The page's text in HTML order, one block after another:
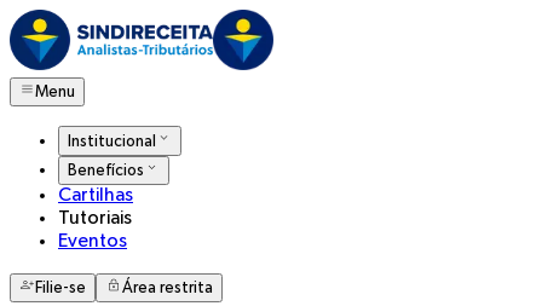
Menu
Institucional
Benefícios
Cartilhas
Tutoriais
Eventos
Filie-se Área restrita